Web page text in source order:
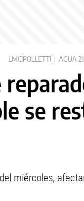
LMCIPOLLETTI AGUA
se
miércoles,